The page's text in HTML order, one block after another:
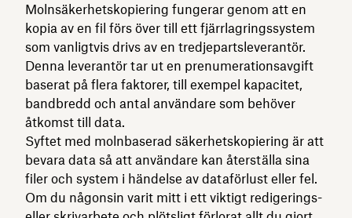
Molnsäkerhetskopiering fungerar genom att en
kopia av en fil förs över till ett fjärrlagringssystem
som vanligtvis drivs av en tredjepartsleverantör.
Denna leverantör tar ut en prenumerationsavgift
baserat på flera faktorer, till exempel kapacitet,
bandbredd och antal användare som behöver
åtkomst till data.
Syftet med molnbaserad säkerhetskopiering är att
bevara data så att användare kan återställa sina
filer och system i händelse av dataförlust eller fel.
Om du någonsin varit mitt i ett viktigt redigerings-